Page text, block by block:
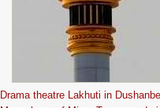
Drama theatre Lakhuti in